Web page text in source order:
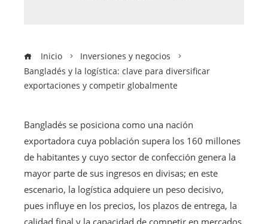
Inicio
Inversiones y negocios
Bangladés y la logística: clave para diversificar
exportaciones y competir globalmente
Bangladés se posiciona como una nación
exportadora cuya población supera los 160 millones
de habitantes y cuyo sector de confección genera la
mayor parte de sus ingresos en divisas; en este
escenario, la logística adquiere un peso decisivo,
pues influye en los precios, los plazos de entrega, la